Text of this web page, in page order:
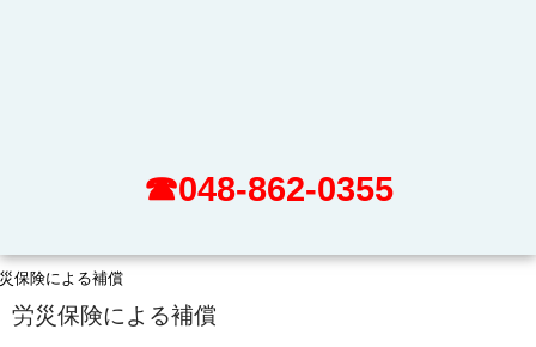
☎048-862-0355
保険による補償
労災保険による補償